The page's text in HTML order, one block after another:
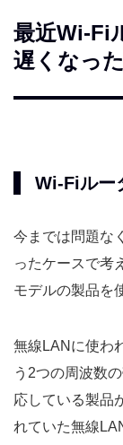
最近Wi-Fi
遅くなっ
Wi-Fiルー
今までは問題な
ったケースで考
モデルの製品を
無線LANに使わ
う2つの周波数
応している製品
れていた無線